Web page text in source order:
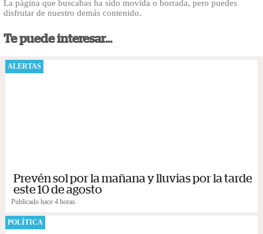
La página que buscabas ha sido movida o borrada, pero puedes
disfrutar de nuestro demás contenido.
Te puede interesar...
ALERTAS
Prevén sol por la mañana y lluvias por la tarde
este 10 de agosto
Publicado hace 4 horas.
POLÍTICA